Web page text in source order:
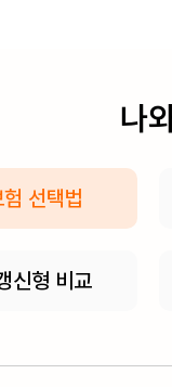
나
선택법
신형 비교